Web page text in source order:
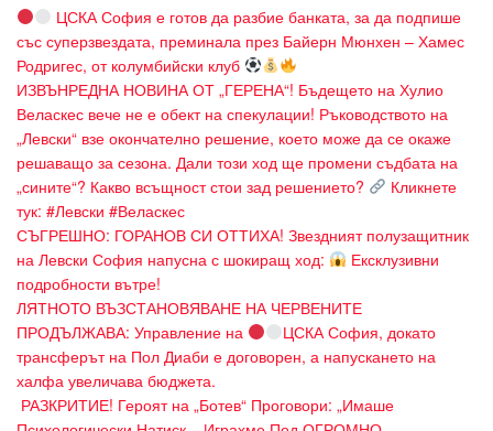
ЦСКА София е готов да разбие банката, за да подпише
със суперзвездата, преминала през Байерн Мюнхен – Хамес
Родригес, от колумбийски клуб
ИЗВЪНРЕДНА НОВИНА ОТ „ГЕРЕНА“! Бъдещето на Хулио
Веласкес вече не е обект на спекулации! Ръководството на
„Левски“ взе окончателно решение, което може да се окаже
решаващо за сезона. Дали този ход ще промени съдбата на
„сините“? Какво всъщност стои зад решението?
Кликнете
тук: #Левски #Веласкес
СЪГРЕШНО: ГОРАНОВ СИ ОТТИХА! Звездният полузащитник
на Левски София напусна с шокиращ ход:
Ексклузивни
подробности вътре!
ЛЯТНОТО ВЪЗСТАНОВЯВАНЕ НА ЧЕРВЕНИТЕ
ПРОДЪЛЖАВА: Управление на
ЦСКА София, докато
трансферът на Пол Диаби е договорен, а напускането на
халфа увеличава бюджета.
​ РАЗКРИТИЕ! Героят на „Ботев“ Проговори: „Имаше